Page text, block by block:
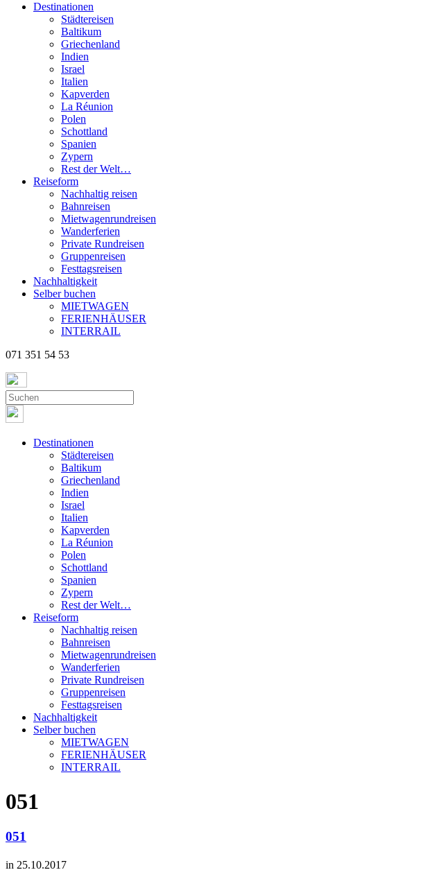
Destinationen
Städtereisen
Baltikum
Griechenland
Indien
Israel
Italien
Kapverden
La Réunion
Polen
Schottland
Spanien
Zypern
Rest der Welt…
Reiseform
Nachhaltig reisen
Bahnreisen
Mietwagenrundreisen
Wanderferien
Private Rundreisen
Gruppenreisen
Festtagsreisen
Nachhaltigkeit
Selber buchen
MIETWAGEN
FERIENHÄUSER
INTERRAIL
071 351 54 53
Destinationen
Städtereisen
Baltikum
Griechenland
Indien
Israel
Italien
Kapverden
La Réunion
Polen
Schottland
Spanien
Zypern
Rest der Welt…
Reiseform
Nachhaltig reisen
Bahnreisen
Mietwagenrundreisen
Wanderferien
Private Rundreisen
Gruppenreisen
Festtagsreisen
Nachhaltigkeit
Selber buchen
MIETWAGEN
FERIENHÄUSER
INTERRAIL
051
051
in 25.10.2017